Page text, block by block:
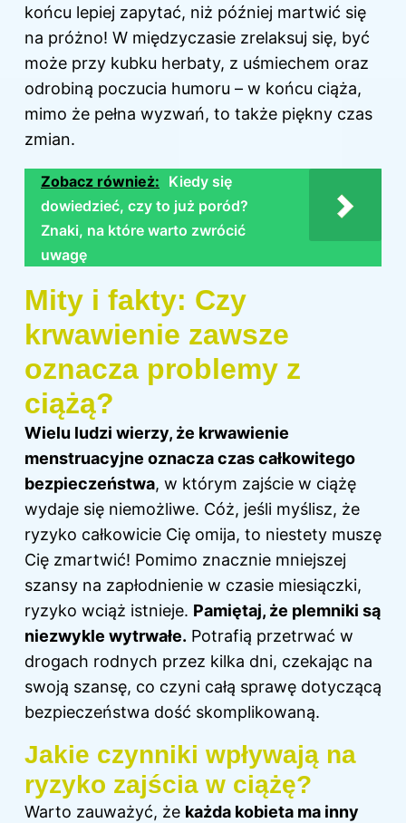
końcu lepiej zapytać, niż później martwić się
na próżno! W międzyczasie zrelaksuj się, być
może przy kubku herbaty, z uśmiechem oraz
odrobiną poczucia humoru – w końcu ciąża,
mimo że pełna wyzwań, to także piękny czas
zmian.
Zobacz również: Kiedy się
dowiedzieć, czy to już poród?
Znaki, na które warto zwrócić
uwagę
Mity i fakty: Czy
krwawienie zawsze
oznacza problemy z
ciążą?
Wielu ludzi wierzy, że krwawienie
menstruacyjne oznacza czas całkowitego
bezpieczeństwa, w którym zajście w ciążę
wydaje się niemożliwe. Cóż, jeśli myślisz, że
ryzyko całkowicie Cię omija, to niestety muszę
Cię zmartwić! Pomimo znacznie mniejszej
szansy na zapłodnienie w czasie miesiączki,
ryzyko wciąż istnieje. Pamiętaj, że plemniki są
niezwykle wytrwałe. Potrafią przetrwać w
drogach rodnych przez kilka dni, czekając na
swoją szansę, co czyni całą sprawę dotyczącą
bezpieczeństwa dość skomplikowaną.
Jakie czynniki wpływają na
ryzyko zajścia w ciążę?
Warto zauważyć, że każda kobieta ma inny